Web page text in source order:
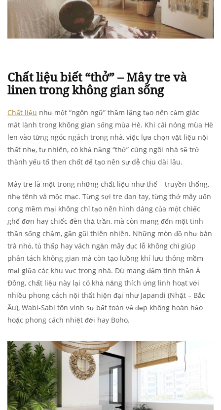
Chất liệu biết “thở” – Mây tre và
linen trong không gian sống
Chất liệu như một “ngôn ngữ” thầm lặng tạo nên cảm giác
mát lành trong không gian sống mùa Hè. Khi cái nóng mùa Hè
len vào từng ngóc ngách trong nhà, việc lựa chọn vật liệu nội
thất nhẹ, tự nhiên, có khả năng “thở” cùng ngôi nhà sẽ trở
thành yếu tố then chốt để tạo nên sự dễ chịu dài lâu.
Mây tre là một trong những chất liệu như thế – truyền thống,
nhẹ tênh và mộc mạc. Từng sợi tre đan tay, từng thớ mây uốn
cong mềm mại không chỉ tạo nên hình dáng của một chiếc
ghế đơn hay chiếc đèn thả trần, mà còn mang đến một tinh
thần sống chậm, gần gũi thiên nhiên. Những món đồ như bàn
trà nhỏ, tủ thấp hay vách ngăn mây đục lỗ không chỉ giúp
phân tách không gian mà còn tạo luồng khí lưu thông mềm
mại giữa các khu vực trong nhà. Dù mang đậm tinh thần Á
Đông, chất liệu này lại có khả năng thích ứng linh hoạt với
nhiều phong cách nội thất hiện đại như Japandi (Nhật – Bắc
Âu), Wabi-Sabi tôn vinh sự bất toàn vẻ đẹp không hoàn hảo
hoặc phong cách nhiệt đới hay Boho.